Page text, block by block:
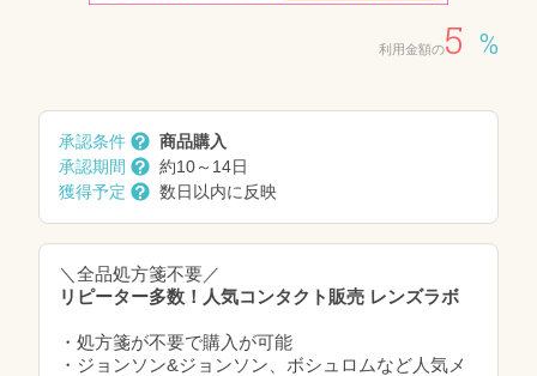
利用金額の5 %
承認条件
商品購入
承認期間
約10～14日
獲得予定
数日以内に反映
＼全品処方箋不要／
リピーター多数！人気コンタクト販売 レンズラボ
・処方箋が不要で購入が可能
・ジョンソン&ジョンソン、ボシュロムなど人気メ